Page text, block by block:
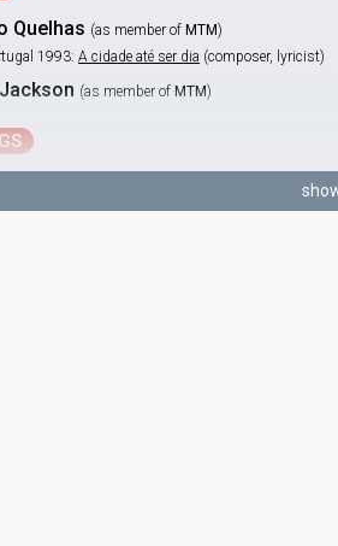
Quelhas (as member of MTM )
1993: A cidade até ser dia (composer, lyricist)
(as member of MTM)
1999:Como tudo começou(backing)